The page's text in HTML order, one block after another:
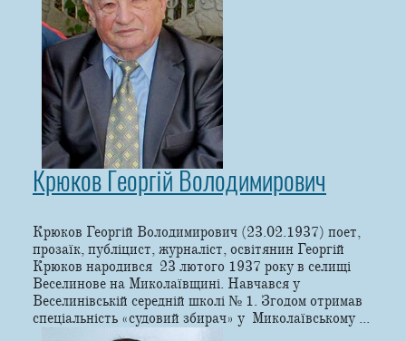
Крюков Георгій Володимирович
Крюков Георгій Володимирович (23.02.1937) поет,
прозаїк, публіцист, журналіст, освітянин Георгій
Крюков народився 23 лютого 1937 року в селищі
Веселинове на Миколаївщині. Навчався у
Веселинівській середній школі № 1. Згодом отримав
спеціальність «судовий збирач» у Миколаївському ...